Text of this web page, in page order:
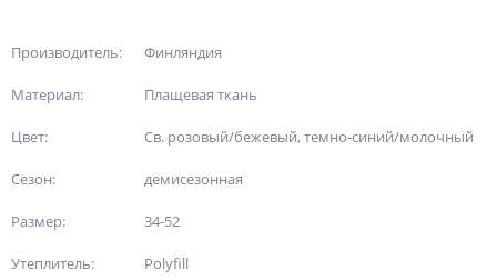
Производитель: Финляндия
Материал: Плащевая ткань
Цвет: Св. розовый/бежевый, темно-синий/молочный
Сезон: демисезонная
Размер: 34-52
Утеплитель: Polyfill